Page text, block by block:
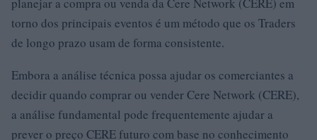
torno dos principais eventos é um método que os Traders
de longo prazo usam de forma consistente.
Embora a análise técnica possa ajudar os comerciantes a
decidir quando comprar ou vender Cere Network (CERE),
a análise fundamental pode frequentemente ajudar a
prever o preço CERE futuro com base no conhecimento